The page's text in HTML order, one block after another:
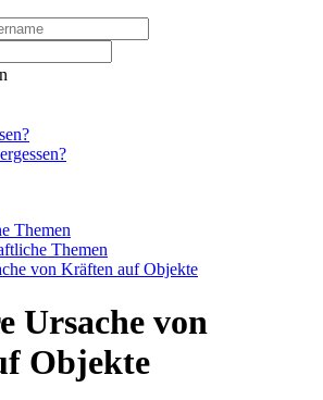
Themen
Themen
von Kräften auf Objekte
Ursache von
Objekte